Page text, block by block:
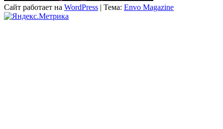
Сайт работает на WordPress | Тема: Envo Magazine